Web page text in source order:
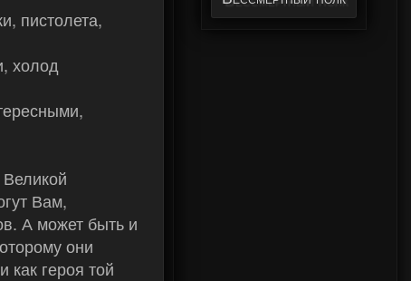
пистолета,
холод
Вам,
А может быть и
они
как героя той